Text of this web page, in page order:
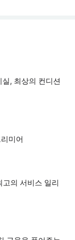
, 최상의 컨디션
미어
의 서비스 일리